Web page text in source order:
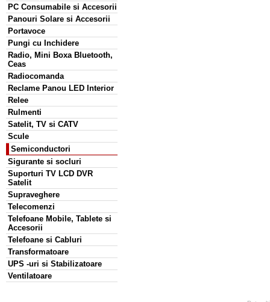
PC Consumabile si Accesorii
Panouri Solare si Accesorii
Portavoce
Pungi cu Inchidere
Radio, Mini Boxa Bluetooth,
Ceas
Radiocomanda
Reclame Panou LED Interior
Relee
Rulmenti
Satelit, TV si CATV
Scule
Semiconductori
Sigurante si socluri
Suporturi TV LCD DVR
Satelit
Supraveghere
Telecomenzi
Telefoane Mobile, Tablete si
Accesorii
Telefoane si Cabluri
Transformatoare
UPS -uri si Stabilizatoare
Ventilatoare